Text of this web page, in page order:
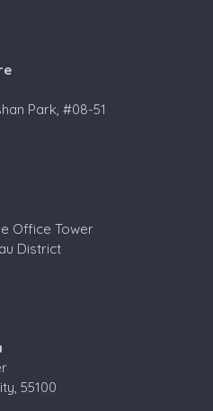
Park, #08-51
Office Tower
District
55100